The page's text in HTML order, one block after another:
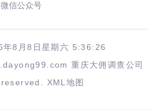
微信公众号
年8月8日星期六 5:36:27
重庆大佣调查公司
XML地图